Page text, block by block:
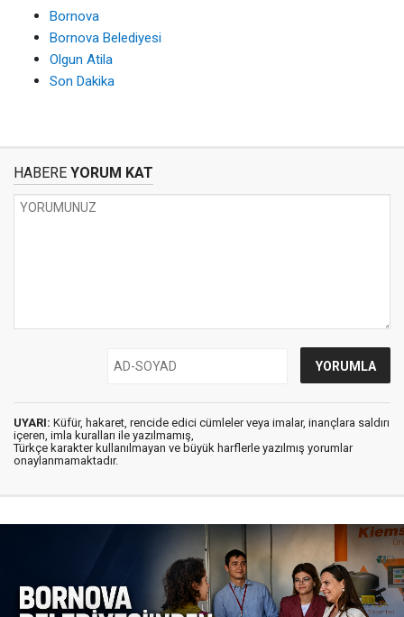
Bornova
Bornova Belediyesi
Olgun Atila
Son Dakika
HABERE YORUM KAT
UYARI: Küfür, hakaret, rencide edici cümleler veya imalar, inançlara saldırı
içeren, imla kuralları ile yazılmamış,
Türkçe karakter kullanılmayan ve büyük harflerle yazılmış yorumlar
onaylanmamaktadır.